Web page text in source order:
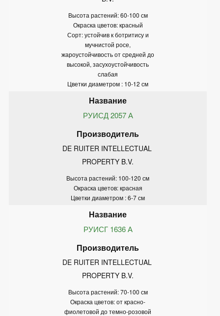
Высота растений: 60-100 см
Окраска цветов: красный
Сорт: устойчив к ботритису и
мучнистой росе,
жароустойчивость от средней до
высокой, засухоустойчивость
слабая
Цветки диаметром : 10-12 см
РУИСД 2057 А
DE RUITER INTELLECTUAL
PROPERTY B.V.
Высота растений: 100-120 см
Окраска цветов: красная
Цветки диаметром : 6-7 см
РУИСГ 1636 А
DE RUITER INTELLECTUAL
PROPERTY B.V.
Высота растений: 70-100 см
Окраска цветов: от красно-
фиолетовой до темно-розовой